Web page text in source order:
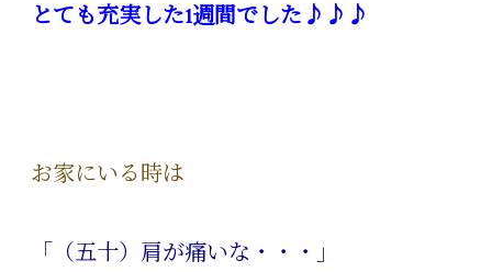
とても充実した1週間でした♪♪♪
お家にいる時は
「（五十）肩が痛いな・・・」